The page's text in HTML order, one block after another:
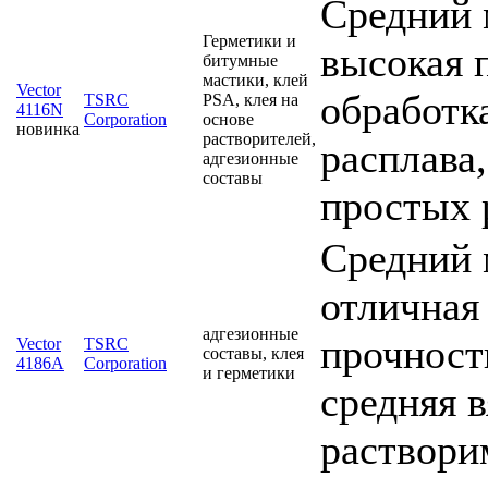
Vector
4116N
новинка
TSRC
Corporation
Герметики и
битумные
мастики, клей
PSA, клея на
основе
растворителей,
адгезионные
составы
Средний
высокая
простых
Vector
4186A
TSRC
Corporation
адгезионные
составы, клея
и герметики
Средний
средняя